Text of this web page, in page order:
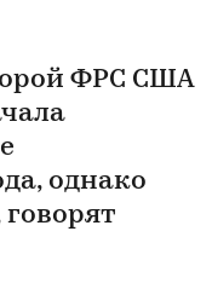
ФРС США
однако